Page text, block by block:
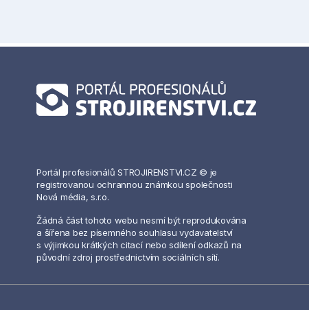
Portál profesionálů STROJIRENSTVI.CZ © je
registrovanou ochrannou známkou společnosti
Nová média, s.r.o.
Žádná část tohoto webu nesmí být reprodukována
a šířena bez písemného souhlasu vydavatelství
s výjimkou krátkých citací nebo sdílení odkazů na
původní zdroj prostřednictvím sociálních sítí.